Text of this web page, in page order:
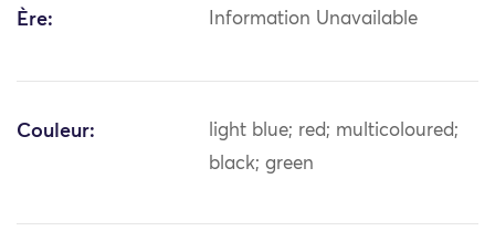
Ère: Information Unavailable
Couleur:
light blue; red; multicoloured;
black; green